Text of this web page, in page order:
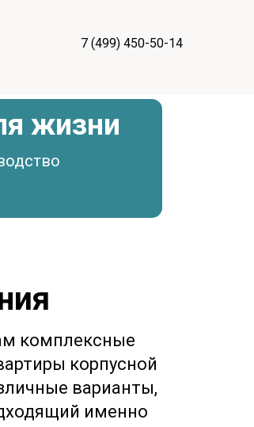
7 (499) 450-50-14
жизни
комплексные
корпусной
варианты,
именно